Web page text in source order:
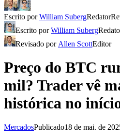
Escrito porWilliam SubergRedator
Escrito porWilliam Suberg
Revisado por Allen ScottEditor
Preço do BTC
mil? Trader vê
histórica no
MercadosPublicado18 de mai. de